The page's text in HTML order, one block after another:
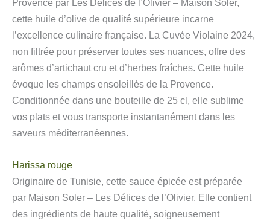
Provence par Les Délices de l’Olivier – Maison Soler,
cette huile d’olive de qualité supérieure incarne
l’excellence culinaire française. La Cuvée Violaine 2024,
non filtrée pour préserver toutes ses nuances, offre des
arômes d’artichaut cru et d’herbes fraîches. Cette huile
évoque les champs ensoleillés de la Provence.
Conditionnée dans une bouteille de 25 cl, elle sublime
vos plats et vous transporte instantanément dans les
saveurs méditerranéennes.
Harissa rouge
Originaire de Tunisie, cette sauce épicée est préparée
par Maison Soler – Les Délices de l’Olivier. Elle contient
des ingrédients de haute qualité, soigneusement